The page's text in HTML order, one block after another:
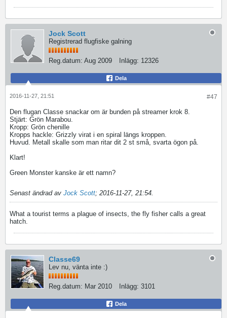
Jock Scott
Registrerad flugfiske galning
Reg.datum: Aug 2009 Inlägg: 12326
Dela
#47
2016-11-27, 21:51
Den flugan Classe snackar om är bunden på streamer krok 8.
Stjärt: Grön Marabou.
Kropp: Grön chenille
Kropps hackle: Grizzly virat i en spiral längs kroppen.
Huvud. Metall skalle som man ritar dit 2 st små, svarta ögon på.
Klart!
Green Monster kanske är ett namn?
Senast ändrad av Jock Scott; 2016-11-27, 21:54.
What a tourist terms a plague of insects, the fly fisher calls a great
hatch.
Classe69
Lev nu, vänta inte :)
Reg.datum: Mar 2010 Inlägg: 3101
Dela